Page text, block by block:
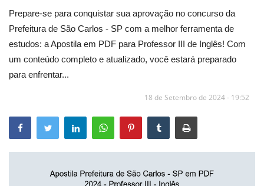
Apostila Impressa
Cursos Online
Combo Apostilas
Prepare-se para conquistar sua aprovação no concurso da
Prefeitura de São Carlos - SP com a melhor ferramenta de
estudos: a Apostila em PDF para Professor III de Inglês! Com
um conteúdo completo e atualizado, você estará preparado
para enfrentar...
18 de Setembro de 2024 - 19:52